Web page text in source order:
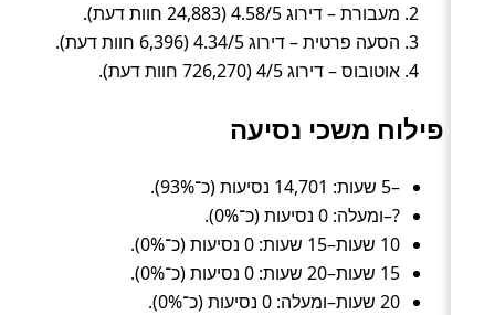
מעבורת – דירוג 4.58/5 (24,883 חוות דעת).
הסעה פרטית – דירוג 4.34/5 (6,396 חוות דעת).
אוטובוס – דירוג 4/5 (726,270 חוות דעת).
פילוח משכי נסיעה
–5 שעות: 14,701 נסיעות (כ־93%).
?–ומעלה: 0 נסיעות (כ־0%).
10 שעות–15 שעות: 0 נסיעות (כ־0%).
15 שעות–20 שעות: 0 נסיעות (כ־0%).
20 שעות–ומעלה: 0 נסיעות (כ־0%).